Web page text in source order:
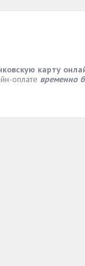
карту
оплате временно